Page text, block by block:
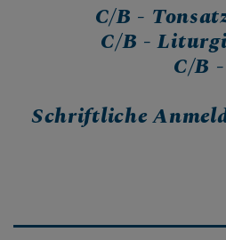
AKTUELL
C/B -
C/B -
C/B
Schriftliche